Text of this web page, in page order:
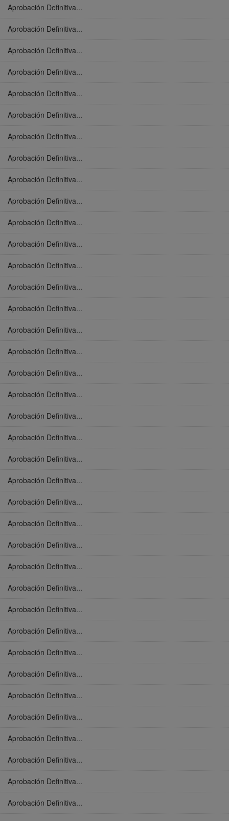
Aprobación Definitiva...
Aprobación Definitiva...
Aprobación Definitiva...
Aprobación Definitiva...
Aprobación Definitiva...
Aprobación Definitiva...
Aprobación Definitiva...
Aprobación Definitiva...
Aprobación Definitiva...
Aprobación Definitiva...
Aprobación Definitiva...
Aprobación Definitiva...
Aprobación Definitiva...
Aprobación Definitiva...
Aprobación Definitiva...
Aprobación Definitiva...
Aprobación Definitiva...
Aprobación Definitiva...
Aprobación Definitiva...
Aprobación Definitiva...
Aprobación Definitiva...
Aprobación Definitiva...
Aprobación Definitiva...
Aprobación Definitiva...
Aprobación Definitiva...
Aprobación Definitiva...
Aprobación Definitiva...
Aprobación Definitiva...
Aprobación Definitiva...
Aprobación Definitiva...
Aprobación Definitiva...
Aprobación Definitiva...
Aprobación Definitiva...
Aprobación Definitiva...
Aprobación Definitiva...
Aprobación Definitiva...
Aprobación Definitiva...
Aprobación Definitiva...